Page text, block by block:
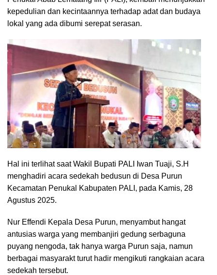
kepedulian dan kecintaannya terhadap adat dan budaya
lokal yang ada dibumi serepat serasan.
Hal ini terlihat saat Wakil Bupati PALI Iwan Tuaji, S.H
menghadiri acara sedekah bedusun di Desa Purun
Kecamatan Penukal Kabupaten PALI, pada Kamis, 28
Agustus 2025.
Nur Effendi Kepala Desa Purun, menyambut hangat
antusias warga yang membanjiri gedung serbaguna
puyang nengoda, tak hanya warga Purun saja, namun
berbagai masyarakt turut hadir mengikuti rangkaian acara
sedekah tersebut.